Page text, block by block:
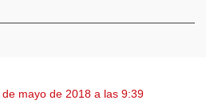
de mayo de 2018 a las 9:39